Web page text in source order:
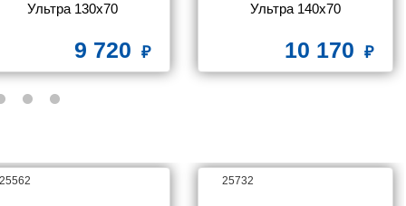
Ультра 130x70
9 720
Ультра 140x70
10 170
25562 25732